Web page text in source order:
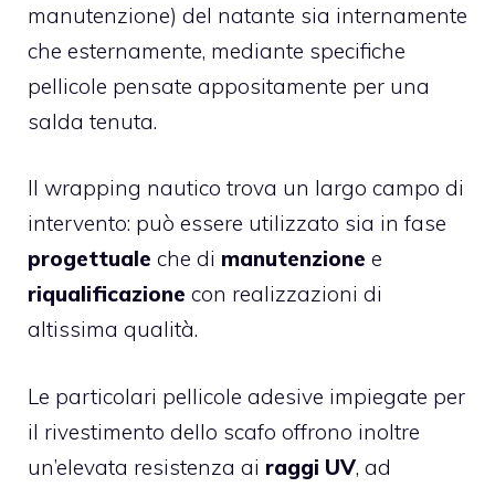
manutenzione) del natante sia internamente
che esternamente, mediante specifiche
pellicole pensate appositamente per una
salda tenuta.
Il wrapping nautico trova un largo campo di
intervento: può essere utilizzato sia in fase
progettuale che di manutenzione e
riqualificazione con realizzazioni di
altissima qualità.
Le particolari pellicole adesive impiegate per
il rivestimento dello scafo offrono inoltre
un’elevata resistenza ai raggi UV, ad